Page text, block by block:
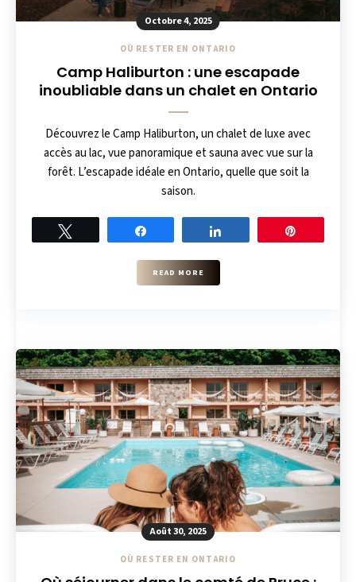
Octobre 4, 2025
OÙ RESTER EN ONTARIO
Camp Haliburton : une escapade
inoubliable dans un chalet en Ontario
Découvrez le Camp Haliburton, un chalet de luxe avec
accès au lac, vue panoramique et sauna avec vue sur la
forêt. L’escapade idéale en Ontario, quelle que soit la
saison.
READ MORE
Août 30, 2025
OÙ RESTER EN ONTARIO